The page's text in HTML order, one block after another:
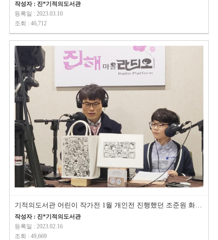
작성자 : 진*기적의도서관
등록일 : 2023.03.10
조회 : 46,712
기적의도서관 어린이 작가전 1월 개인전 진행했던 조준원 화가 마을 라디오 …
작성자 : 진*기적의도서관
등록일 : 2023.02.16
조회 : 49,669